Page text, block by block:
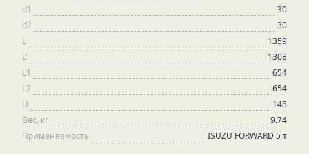
d1
30
d2
30
L
1359
L'
1308
L1
654
L2
654
H
148
Вес, кг
9.74
Применяемость
ISUZU FORWARD 5 т